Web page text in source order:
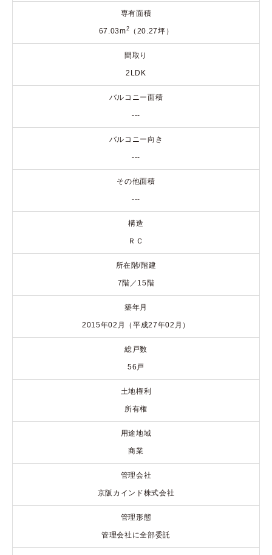
専有面積
67.03m2 （20.27坪）
間取り
2LDK
バルコニー面積
---
バルコニー向き
---
その他面積
---
構造
ＲＣ
所在階/階建
7階／15階
築年月
2015年02月（平成27年02月）
総戸数
56戸
土地権利
所有権
用途地域
商業
管理会社
京阪カインド株式会社
管理形態
管理会社に全部委託